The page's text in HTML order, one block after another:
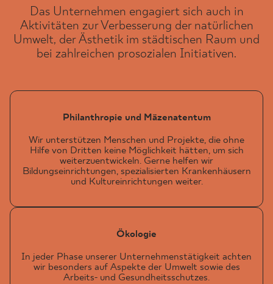
Das Unternehmen engagiert sich auch in
Aktivitäten zur Verbesserung der natürlichen
Umwelt, der Ästhetik im städtischen Raum und
bei zahlreichen prosozialen Initiativen.
Philanthropie und Mäzenatentum
Wir unterstützen Menschen und Projekte, die ohne
Hilfe von Dritten keine Möglichkeit hätten, um sich
weiterzuentwickeln. Gerne helfen wir
Bildungseinrichtungen, spezialisierten Krankenhäusern
und Kultureinrichtungen weiter.
Ökologie
In jeder Phase unserer Unternehmenstätigkeit achten
wir besonders auf Aspekte der Umwelt sowie des
Arbeits- und Gesundheitsschutzes.